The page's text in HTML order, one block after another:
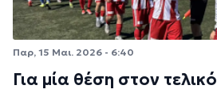
Παρ, 15 Μαι. 2026 - 6:40
Για μία θέση στον τελικό